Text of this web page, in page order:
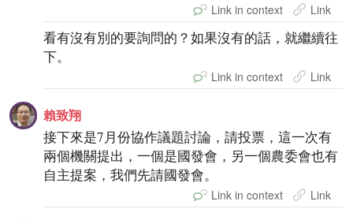
Link in context Link
看有沒有別的要詢問的？如果沒有的話，就繼續往
下。
Link in context Link
賴致翔
接下來是7月份協作議題討論，請投票，這一次有
兩個機關提出，一個是國發會，另一個農委會也有
自主提案，我們先請國發會。
Link in context Link